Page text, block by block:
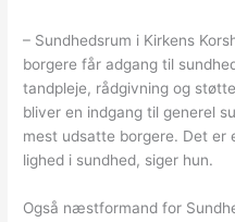
– Sundhedsrum i Kirkens
borgere får adgang til
tandpleje, rådgivning og
bliver en indgang til generel
mest udsatte borgere. Det er
lighed i sundhed, siger hun.
Også næstformand for